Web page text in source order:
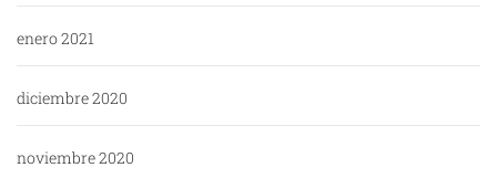
enero 2021
diciembre 2020
noviembre 2020